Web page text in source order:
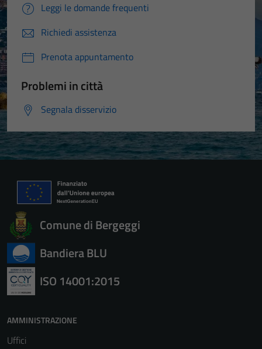
Leggi le domande frequenti
Richiedi assistenza
Prenota appuntamento
Problemi in città
Segnala disservizio
Comune di Bergeggi
Bandiera BLU
ISO 14001:2015
AMMINISTRAZIONE
Uffici